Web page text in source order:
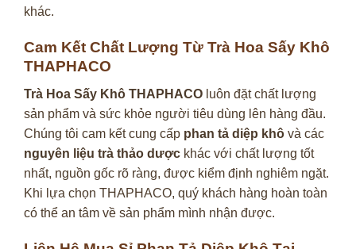
khác.
Cam Kết Chất Lượng Từ Trà Hoa Sấy Khô
THAPHACO
Trà Hoa Sấy Khô THAPHACO luôn đặt chất lượng
sản phẩm và sức khỏe người tiêu dùng lên hàng đầu.
Chúng tôi cam kết cung cấp phan tả diệp khô và các
nguyên liệu trà thảo dược khác với chất lượng tốt
nhất, nguồn gốc rõ ràng, được kiểm định nghiêm ngặt.
Khi lựa chọn THAPHACO, quý khách hàng hoàn toàn
có thể an tâm về sản phẩm mình nhận được.